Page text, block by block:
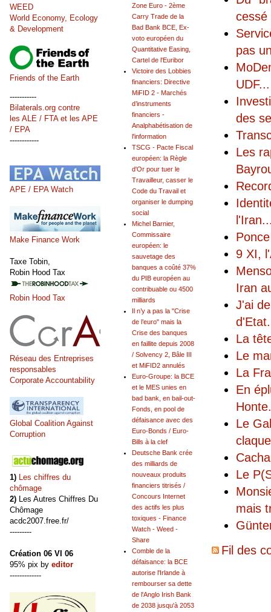
cessé
pas
UDF...
des
Les
l'Iran
9 XI,
Iran
J'ai
d'Etat
La
Le
La
En
Honte
Le
claque
Le
mais
Fil des
Zone Euro - 2ème
Carry Trade de la
Bad Bank BCE, Ex-
voto européen du
Quantitative Easing,
Cartel de l'Euribor
Victoire des Lobbies
financiers: Directive
MiFID 2 - Marchés
d’instruments
financiers -
Analphabétisation de
l'information
TSCG - Pacte Fiscal
européen: la Règle
d'Or pour tuer le
Travailleur, casser le
Code du Travail et
organiser le dumping
social
Michel Barnier,
Commissaire
européen: le
sauvetage des
banques a coûté 37%
du PIB européen au
contribuable ou 4500
milliards
Il n’y a pas la "Crise
de l’euro" mais la
Crise des banques
en faillite depuis 2008
/ Solvency 2, Bâle III
et MiFID2 annulés
Euro-Groupe: la BCE
et le MES unies en
bad bank, en bail-out-
Fonds, en pool de
défaisance avec des
Euro-Bonds / Euro-
Bills à la clef
Deutsche Bank crée
des milliards de
nouveaux produits
financiers titrisés /
Concours Internet
des actifs les plus
toxiques - Finance
Watch - Weed -
Share
Comble de la
défaisance: la BCE
autorise l'Irlande à
rembourser sa dette
de l'Anglo Irish Bank
de 2038 jusqu'à 2053
WEED
World Economy, Ecology
& Development
Friends of the Earth
-----------
Bilaterals.org contre
les ALE / FTA et les APE
/ EPA
------------
APE / EPA Watch
Make Finance Work
Taxe Tobin,
Robin Hood Tax
Robin Hood Tax
Réseau des Entreprises
responsables
Corporate Accountability
Global Coalition Against
Corruption
1) Les chiffres du
chômage
2) Les Autres Chiffres Du
Chômage
acdc2007.free.fr/
---------
Création 06 VI 06
95% pix by editor
-------------